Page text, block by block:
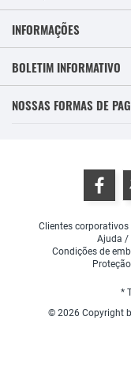
INFORMAÇÕES
BOLETIM INFORMATIVO
NOSSAS FORMAS DE
Clientes corporativos
Ajuda /
Condições de
*
© 2026 Copyright